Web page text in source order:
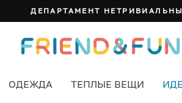
ДЕПАРТАМЕНТ
ОДЕЖДА ТЕПЛЫЕ ВЕЩИ